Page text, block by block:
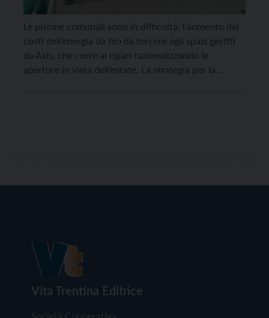
Le piscine comunali sono in difficoltà: l’aumento dei
costi dell’energia dà filo da torcere agli spazi gestiti
da Asis, che corre ai ripari razionalizzando le
aperture in vista dell’estate. La strategia per la
Vita Trentina Editrice
Società Cooperativa